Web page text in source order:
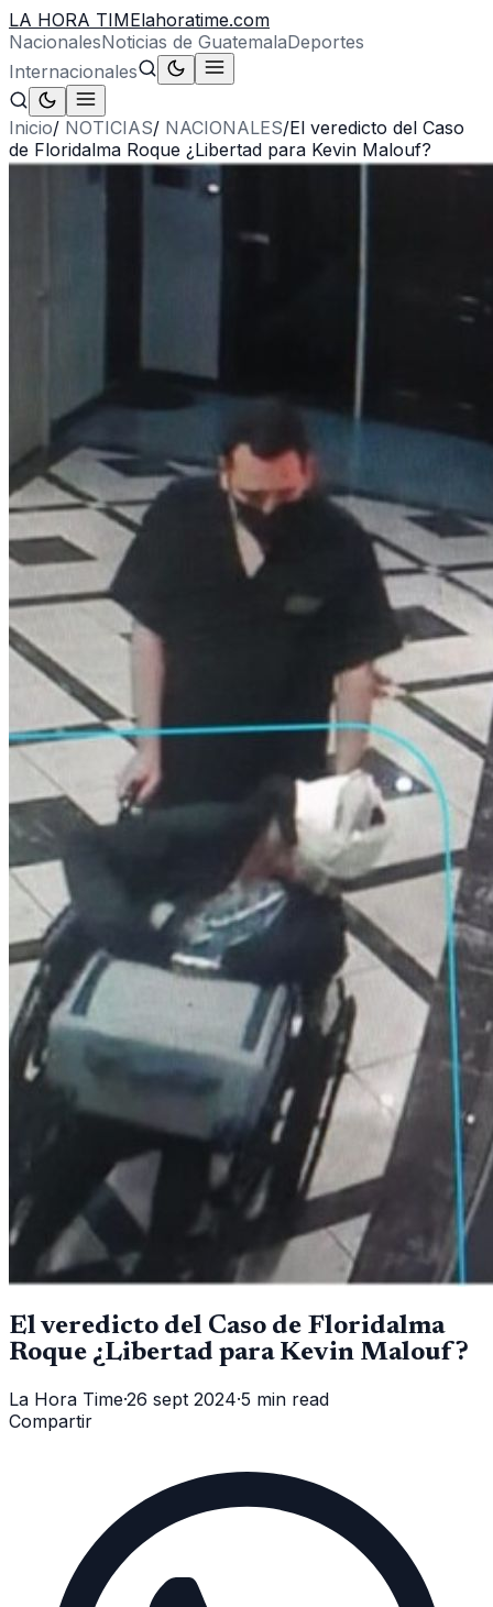
LA HORA TIMElahoratime.com
NacionalesNoticias de GuatemalaDeportes
Internacionales
Inicio/ NOTICIAS/ NACIONALES/El veredicto del Caso
de Floridalma Roque ¿Libertad para Kevin Malouf?
El veredicto del Caso de Floridalma
Roque ¿Libertad para Kevin Malouf?
La Hora Time·26 sept 2024·5 min read
Compartir